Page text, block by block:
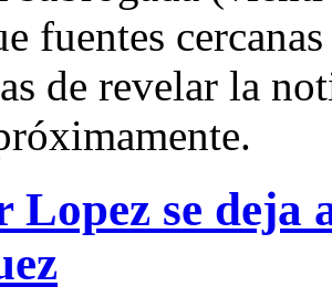
fuentes
de revelar la
Lopez se deja